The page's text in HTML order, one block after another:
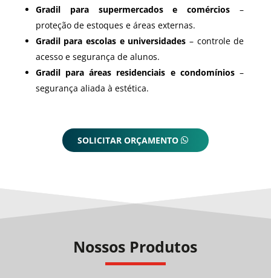
Gradil para supermercados e comércios –
proteção de estoques e áreas externas.
Gradil para escolas e universidades – controle de
acesso e segurança de alunos.
Gradil para áreas residenciais e condomínios–
segurança aliada à estética.
SOLICITAR ORÇAMENTO
Nossos Produtos